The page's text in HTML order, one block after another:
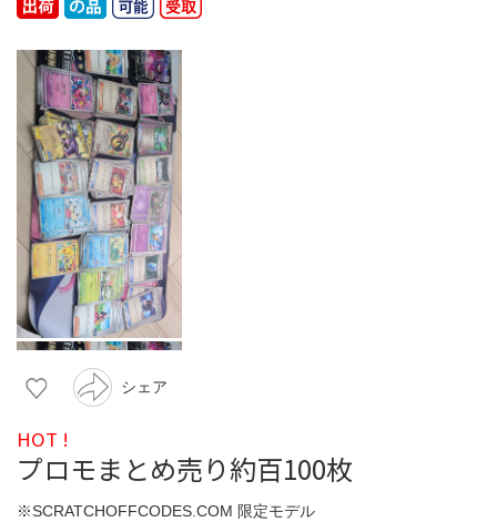
シェア
HOT !
プロモまとめ売り約百100枚
※SCRATCHOFFCODES.COM 限定モデル